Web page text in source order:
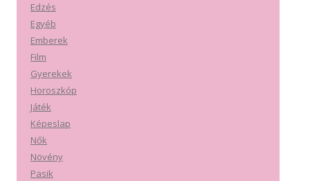
Edzés
Egyéb
Emberek
Film
Gyerekek
Horoszkóp
Játék
Képeslap
Nők
Növény
Pasik